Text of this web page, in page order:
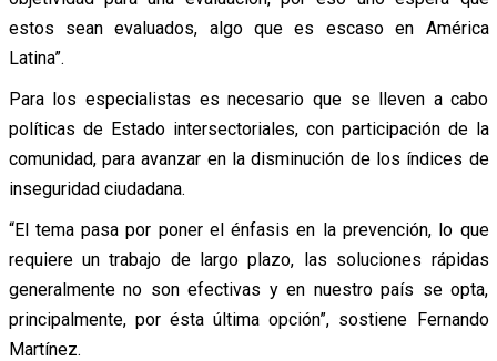
estos sean evaluados, algo que es escaso en América
Latina”.
Para los especialistas es necesario que se lleven a cabo
políticas de Estado intersectoriales, con participación de la
comunidad, para avanzar en la disminución de los índices de
inseguridad ciudadana.
“El tema pasa por poner el énfasis en la prevención, lo que
requiere un trabajo de largo plazo, las soluciones rápidas
generalmente no son efectivas y en nuestro país se opta,
principalmente, por ésta última opción”, sostiene Fernando
Martínez.